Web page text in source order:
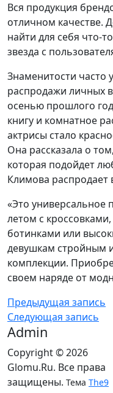
Вся продукция
отличном качестве.
найти для себя что-
звезда с
Знаменитости часто
распродажи личных
осенью прошлого
книгу и комнатное
актрисы стало
Она рассказала о
которая подойдет
Климова
«Это универсальное
летом с
ботинками или
девушкам стройным
комплекции.
своем наряде от
Предыдущая запись
Следующая запись
Admin
Copyright © 2026
Glomu.Ru. Все права
защищены. Тема The9